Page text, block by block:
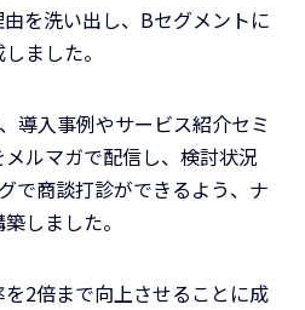
を洗い出し、Bセグメントに
ました。
導入事例やサービス紹介セミ
ルマガで配信し、検討状況
で商談打診ができるよう、ナ
しました。
2倍まで向上させることに成